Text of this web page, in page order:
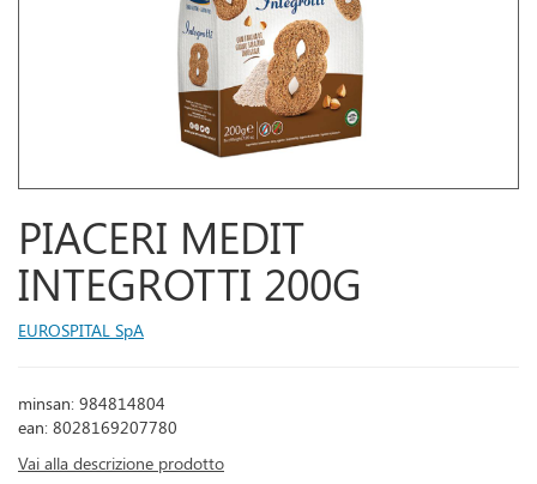
PIACERI MEDIT
INTEGROTTI 200G
EUROSPITAL SpA
minsan: 984814804
ean: 8028169207780
Vai alla descrizione prodotto